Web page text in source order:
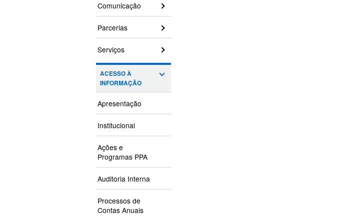
Comunicação
Parcerias
Serviços
ACESSO À
INFORMAÇÃO
Apresentação
Institucional
Ações e
Programas PPA
Auditoria Interna
Processos de
Contas Anuais